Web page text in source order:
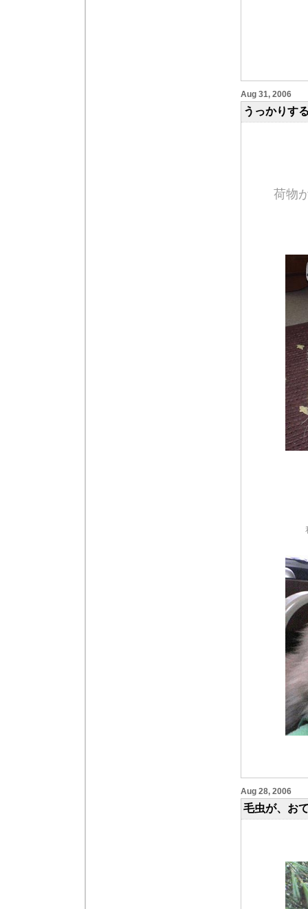
Aug 31, 2006
うっかりす
荷物
Aug 28, 2006
毛虫が、お